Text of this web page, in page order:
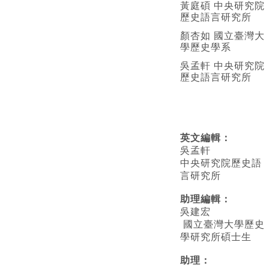
黃庭碩 中央研究院
歷史語言研究所
顏杏如 國立臺灣大
學歷史學系
吳孟軒 中央研究院
歷史語言研究所
英文編輯 ：
吳孟軒
中央研究院歷史語
言研究所
助理編輯：
吳建宏
國立臺灣大學歷史
學研究所碩士生
助理：